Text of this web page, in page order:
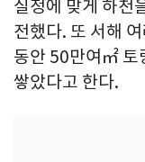
실정에 맞게 하천
전했다. 또 서해
동안 50만여㎡ 토
쌓았다고 한다.